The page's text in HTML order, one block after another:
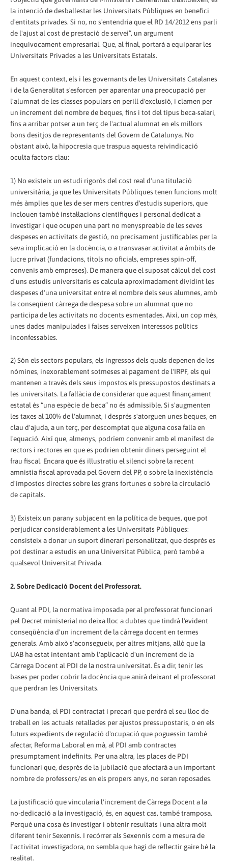
la intenció de desballestar les Universitats Públiques en benefici
d'entitats privades. Si no, no s'entendria que el RD 14/2012 ens parli
de l'ajust al cost de prestació de servei”, un argument
inequívocament empresarial. Que, al final, portarà a equiparar les
Universitats Privades a les Universitats Estatals.
En aquest context, els i les governants de les Universitats Catalanes
i de la Generalitat s'esforcen per aparentar una preocupació per
l'alumnat de les classes populars en perill d'exclusió, i clamen per
un increment del nombre de beques, fins i tot del tipus beca-salari,
fins a arribar potser a un terç de l'actual alumnat en els millors
bons desitjos de representants del Govern de Catalunya. No
obstant això, la hipocresia que traspua aquesta reivindicació
oculta factors clau:
1) No existeix un estudi rigorós del cost real d'una titulació
universitària, ja que les Universitats Públiques tenen funcions molt
més àmplies que les de ser mers centres d'estudis superiors, que
inclouen també instal·lacions científiques i personal dedicat a
investigar i que ocupen una part no menyspreable de les seves
despeses en activitats de gestió, no precisament justificables per la
seva implicació en la docència, o a transvasar activitat a àmbits de
lucre privat (fundacions, títols no oficials, empreses spin-off,
convenis amb empreses). De manera que el suposat càlcul del cost
d'uns estudis universitaris es calcula aproximadament dividint les
despeses d'una universitat entre el nombre dels seus alumnes, amb
la conseqüent càrrega de despesa sobre un alumnat que no
participa de les activitats no docents esmentades. Així, un cop més,
unes dades manipulades i falses serveixen interessos polítics
inconfessables.
2) Són els sectors populars, els ingressos dels quals depenen de les
nòmines, inexorablement sotmeses al pagament de l'IRPF, els qui
mantenen a través dels seus impostos els pressupostos destinats a
les universitats. La fal·làcia de considerar que aquest finançament
estatal és “una espècie de beca” no és admissible. Si s'augmenten
les taxes al 100% de l'alumnat, i després s'atorguen unes beques, en
clau d'ajuda, a un terç, per descomptat que alguna cosa falla en
l'equació. Així que, almenys, podríem convenir amb el manifest de
rectors i rectores en que es podrien obtenir diners perseguint el
frau fiscal. Encara que és il·lustratiu el silenci sobre la recent
amnistia fiscal aprovada pel Govern del PP, o sobre la inexistència
d'impostos directes sobre les grans fortunes o sobre la circulació
de capitals.
3) Existeix un parany subjacent en la política de beques, que pot
perjudicar considerablement a les Universitats Públiques:
consisteix a donar un suport dinerari personalitzat, que després es
pot destinar a estudis en una Universitat Pública, però també a
qualsevol Universitat Privada.
2. Sobre Dedicació Docent del Professorat.
Quant al PDI, la normativa imposada per al professorat funcionari
pel Decret ministerial no deixa lloc a dubtes que tindrà l'evident
conseqüència d'un increment de la càrrega docent en termes
generals. Amb això s'aconsegueix, per altres mitjans, allò que la
UAB ha estat intentant amb l'aplicació d'un increment de la
Càrrega Docent al PDI de la nostra universitat. És a dir, tenir les
bases per poder cobrir la docència que anirà deixant el professorat
que perdran les Universitats.
D'una banda, el PDI contractat i precari que perdrà el seu lloc de
treball en les actuals retallades per ajustos pressupostaris, o en els
futurs expedients de regulació d'ocupació que poguessin també
afectar, Reforma Laboral en mà, al PDI amb contractes
presumptament indefinits. Per una altra, les places de PDI
funcionari que, després de la jubilació que afectarà a un important
nombre de professors/es en els propers anys, no seran reposades.
La justificació que vincularia l'increment de Càrrega Docent a la
no-dedicació a la investigació, és, en aquest cas, també tramposa.
Perquè una cosa és investigar i obtenir resultats i una altra molt
diferent tenir Sexennis. I recórrer als Sexennis com a mesura de
l'activitat investigadora, no sembla que hagi de reflectir gaire bé la
realitat.